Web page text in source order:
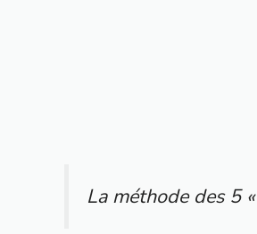
La méthode des 5